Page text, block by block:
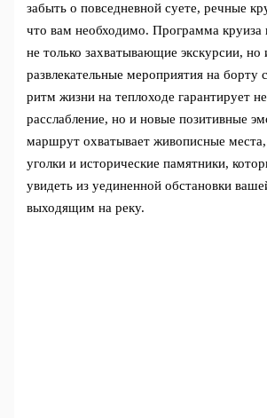
забыть о повседневной суете, речные
что вам необходимо. Программа круиза
не только захватывающие экскурсии, но
развлекательные мероприятия на борту
ритм жизни на теплоходе гарантирует
расслабление, но и новые позитивные
маршрут охватывает живописные
уголки и исторические памятники,
увидеть из уединенной обстановки
выходящим на реку.